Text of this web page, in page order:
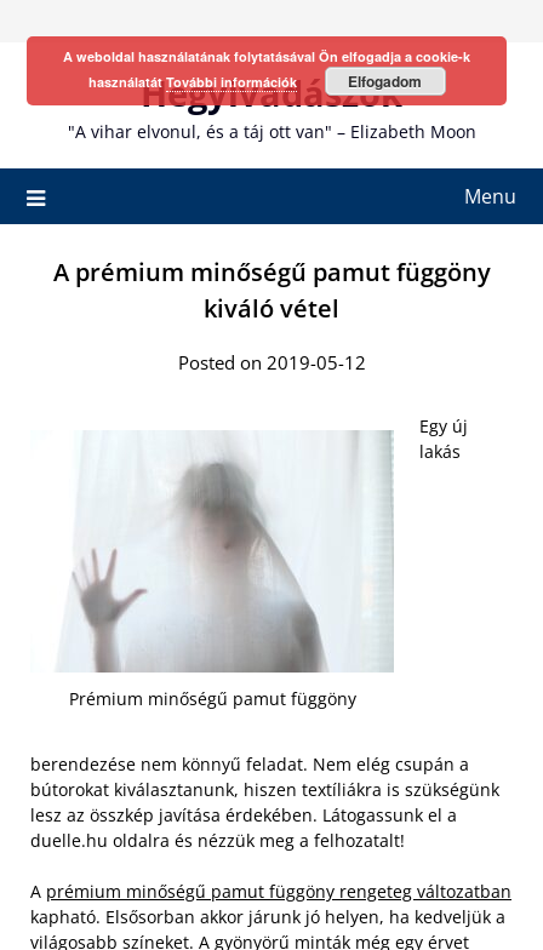
Hegyivadászok
"A vihar elvonul, és a táj ott van" – Elizabeth Moon
Menu
A prémium minőségű pamut függöny
kiváló vétel
Posted on 2019-05-12
Prémium minőségű pamut függöny
Egy új
lakás
berendezése nem könnyű feladat. Nem elég csupán a
bútorokat kiválasztanunk, hiszen textíliákra is szükségünk
lesz az összkép javítása érdekében. Látogassunk el a
duelle.hu oldalra és nézzük meg a felhozatalt!
A prémium minőségű pamut függöny rengeteg változatban
kapható. Elsősorban akkor járunk jó helyen, ha kedveljük a
világosabb színeket. A gyönyörű minták még egy érvet
A weboldal használatának folytatásával Ön elfogadja a cookie-k
használatátTovábbi információk Elfogadom